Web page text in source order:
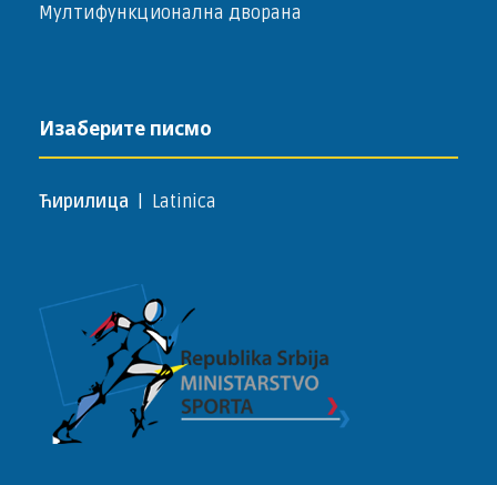
Мултифункционална дворана
Изаберите писмо
Ћирилица Latinica